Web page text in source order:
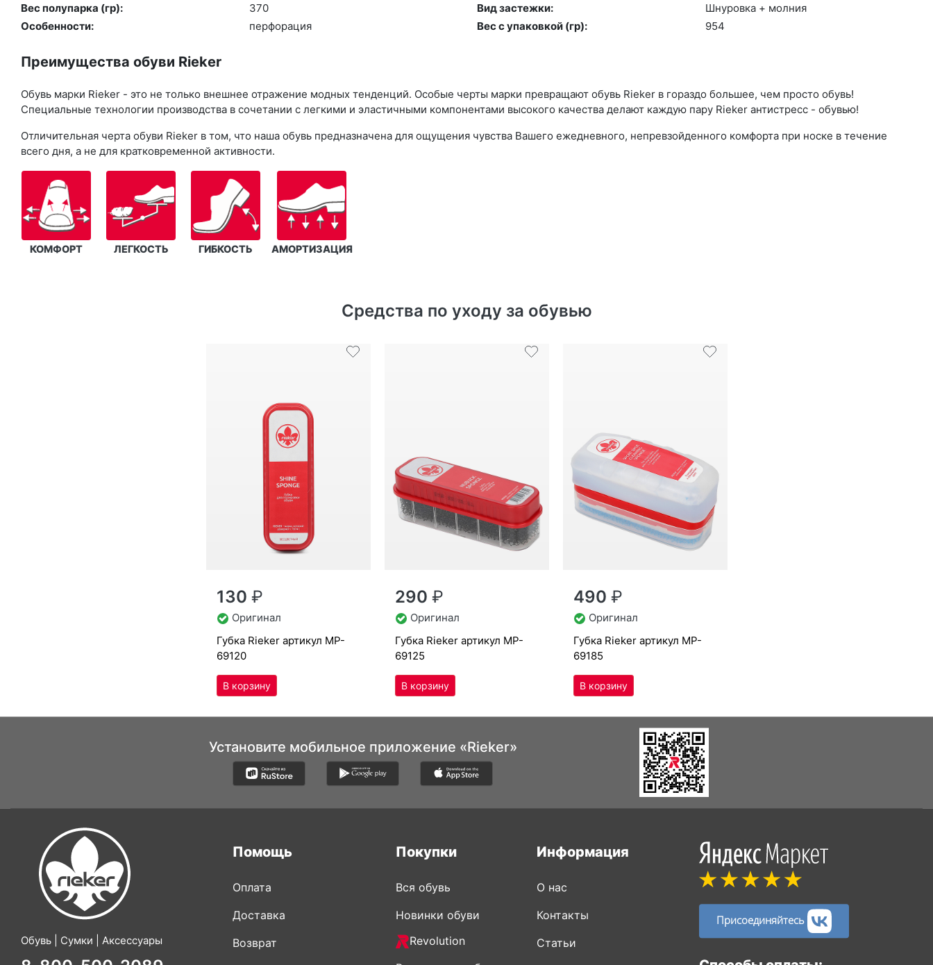
Вес полупарка (гр):
370 Вид застежки:
Шну­ров­ка + мол­ния
Особенности:
пер­фо­рация Вес с упаковкой (гр): 954
Преимущества обуви Rieker
Обувь марки Rieker - это не только внешнее отражение модных тенденций. Особые черты марки превращают обувь Rieker в гораздо большее, чем просто обувь!
Специальные технологии производства в сочетании с легкими и эластичными компонентами высокого качества делают каждую пару Rieker антистресс - обувью!
Отличительная черта обуви Rieker в том, что наша обувь предназначена для ощущения чувства Вашего ежедневного, непревзойденного комфорта при носке в течение
всего дня, а не для кратковременной активности.
КОМФОРТ ЛЕГКОСТЬ ГИБКОСТЬ АМОРТИЗАЦИЯ
Средства по уходу за обувью
130 ₽
Оригинал
губ­ка Ri­eker артикул MP-
69120
290 ₽
Оригинал
губ­ка Ri­eker артикул MP-
69125
490 ₽
Оригинал
губ­ка Ri­eker артикул MP-
69185
Установите мобильное приложение «Rieker»
Обувь | Сумки | Аксессуары
Помощь
Оплата
Доставка
Возврат
Покупки
Вся обувь
Новинки обуви
Revolution
Информация
О нас
Контакты
Статьи
Присоединяйтесь